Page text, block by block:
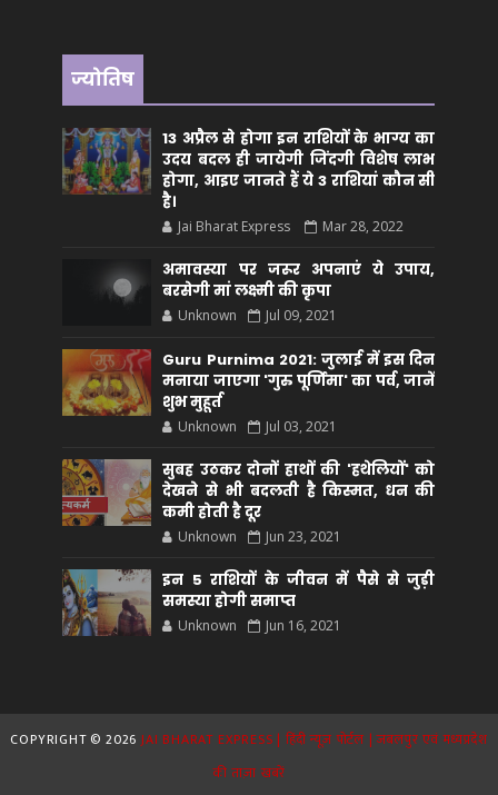
ज्योतिष
13 अप्रैल से होगा इन राशियों के भाग्य का
उदय बदल ही जायेगी जिंदगी विशेष लाभ
होगा, आइए जानते हैं ये 3 राशियां कौन सीं
है।
Jai Bharat Express Mar 28, 2022
अमावस्या पर जरूर अपनाएं ये उपाय,
बरसेगी मां लक्ष्मी की कृपा
Unknown Jul 09, 2021
Guru Purnima 2021: जुलाई में इस दिन
मनाया जाएगा 'गुरु पूर्णिमा' का पर्व, जानें
शुभ मुहूर्त
Unknown Jul 03, 2021
सुबह उठकर दोनों हाथों की 'हथेलियों' को
देखने से भी बदलती है किस्मत, धन की
कमी होती है दूर
Unknown Jun 23, 2021
इन 5 राशियों के जीवन में पैसे से जुड़ी
समस्या होगी समाप्त
Unknown Jun 16, 2021
COPYRIGHT © 2026JAI BHARAT EXPRESS | हिंदी न्यूज़ पोर्टल | जबलपुर एवं मध्यप्रदेश
की ताज़ा खबरें